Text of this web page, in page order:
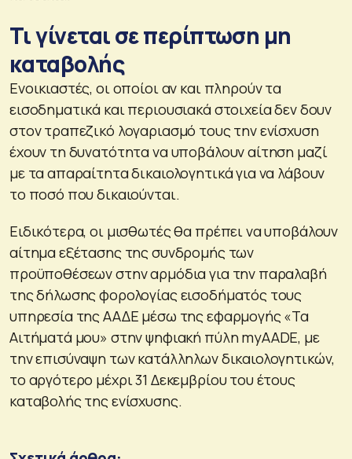
Τι γίνεται σε περίπτωση μη
καταβολής
Ενοικιαστές, οι οποίοι αν και πληρούν τα
εισοδηματικά και περιουσιακά στοιχεία δεν δουν
στον τραπεζικό λογαριασμό τους την ενίσχυση
έχουν τη δυνατότητα να υποβάλουν αίτηση μαζί
με τα απαραίτητα δικαιολογητικά για να λάβουν
το ποσό που δικαιούνται.
Ειδικότερα, οι μισθωτές θα πρέπει να υποβάλουν
αίτημα εξέτασης της συνδρομής των
προϋποθέσεων στην αρμόδια για την παραλαβή
της δήλωσης φορολογίας εισοδήματός τους
υπηρεσία της ΑΑΔΕ μέσω της εφαρμογής «Τα
Αιτήματά μου» στην ψηφιακή πύλη myAADE, με
την επισύναψη των κατάλληλων δικαιολογητικών,
το αργότερο μέχρι 31 Δεκεμβρίου του έτους
καταβολής της ενίσχυσης.